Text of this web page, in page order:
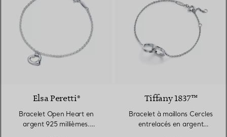
Elsa Peretti®
Bracelet Open Heart en
argent 925 millièmes.
Tiffany 1837™
Bracelet à maillons Cercles
entrelacés en argent